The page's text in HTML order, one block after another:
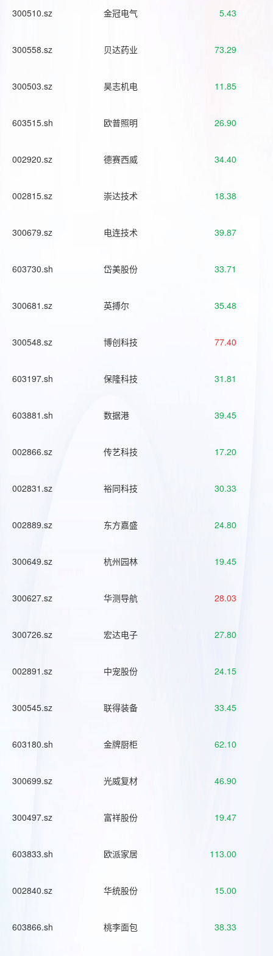
300510.sz 金冠电气 5.43
300558.sz 贝达药业 73.29
300503.sz 昊志机电 11.85
603515.sh 欧普照明 26.90
002920.sz 德赛西威 34.40
002815.sz 崇达技术 18.38
300679.sz 电连技术 39.87
603730.sh 岱美股份 33.71
300681.sz 英搏尔 35.48
300548.sz 博创科技 77.40
603197.sh 保隆科技 31.81
603881.sh 数据港 39.45
002866.sz 传艺科技 17.20
002831.sz 裕同科技 30.33
002889.sz 东方嘉盛 24.80
300649.sz 杭州园林 19.45
300627.sz 华测导航 28.03
300726.sz 宏达电子 27.80
002891.sz 中宠股份 24.15
300545.sz 联得装备 33.45
603180.sh 金牌厨柜 62.10
300699.sz 光威复材 46.90
300497.sz 富祥股份 19.47
603833.sh 欧派家居 113.00
002840.sz 华统股份 15.00
603866.sh 桃李面包 38.33